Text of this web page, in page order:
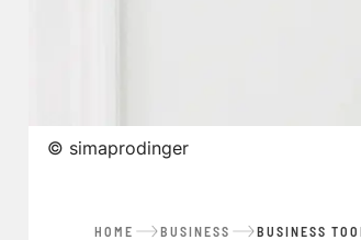
© simaprodinger
HOME BUSINESS BUSINESS